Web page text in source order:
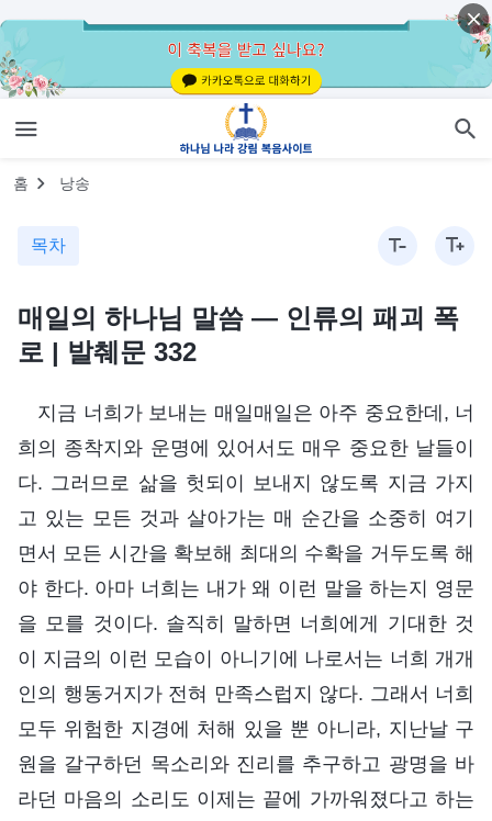
홈 낭송
목차
매일의 하나님 말씀 ― 인류의 패괴 폭
로 | 발췌문 332
지금 너희가 보내는 매일매일은 아주 중요한데, 너
희의 종착지와 운명에 있어서도 매우 중요한 날들이
다. 그러므로 삶을 헛되이 보내지 않도록 지금 가지
고 있는 모든 것과 살아가는 매 순간을 소중히 여기
면서 모든 시간을 확보해 최대의 수확을 거두도록 해
야 한다. 아마 너희는 내가 왜 이런 말을 하는지 영문
을 모를 것이다. 솔직히 말하면 너희에게 기대한 것
이 지금의 이런 모습이 아니기에 나로서는 너희 개개
인의 행동거지가 전혀 만족스럽지 않다. 그래서 너희
모두 위험한 지경에 처해 있을 뿐 아니라, 지난날 구
원을 갈구하던 목소리와 진리를 추구하고 광명을 바
라던 마음의 소리도 이제는 끝에 가까워졌다고 하는